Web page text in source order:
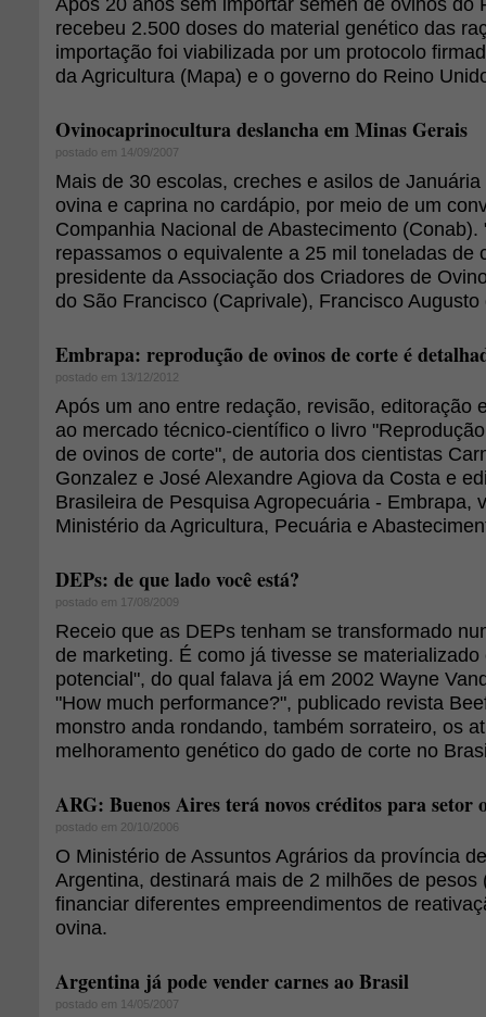
recebeu 2.500 doses do material genético das
importação foi viabilizada por um protocolo
da Agricultura (Mapa) e o governo do Reino
Ovinocaprinocultura deslancha em Minas Gerais
postado em 14/09/2007
Mais de 30 escolas, creches e asilos de
ovina e caprina no cardápio, por meio de um
Companhia Nacional de Abastecimento (Conab).
repassamos o equivalente a 25 mil toneladas de
presidente da Associação dos Criadores de
do São Francisco (Caprivale), Francisco
Embrapa: reprodução de ovinos de corte é
postado em 13/12/2012
Após um ano entre redação, revisão, editoração
ao mercado técnico-científico o livro
de ovinos de corte", de autoria dos cientistas
Gonzalez e José Alexandre Agiova da Costa e
Brasileira de Pesquisa Agropecuária - Embrapa,
Ministério da Agricultura, Pecuária e
DEPs: de que lado você está?
postado em 17/08/2009
Receio que as DEPs tenham se transformado
de marketing. É como já tivesse se materializado
potencial", do qual falava já em 2002 Wayne
"How much performance?", publicado revista
monstro anda rondando, também sorrateiro, os
melhoramento genético do gado de corte no
ARG: Buenos Aires terá novos créditos para setor
postado em 20/10/2006
O Ministério de Assuntos Agrários da província
Argentina, destinará mais de 2 milhões de pesos
financiar diferentes empreendimentos de
ovina.
Argentina já pode vender carnes ao Brasil
postado em 14/05/2007